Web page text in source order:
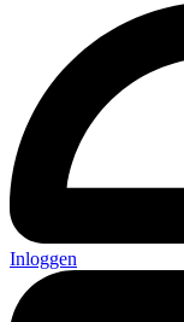
Inloggen